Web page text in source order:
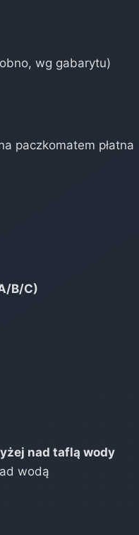
wg gabarytu)
paczkomatem płatna
B/C)
nad taflą wody
wodą